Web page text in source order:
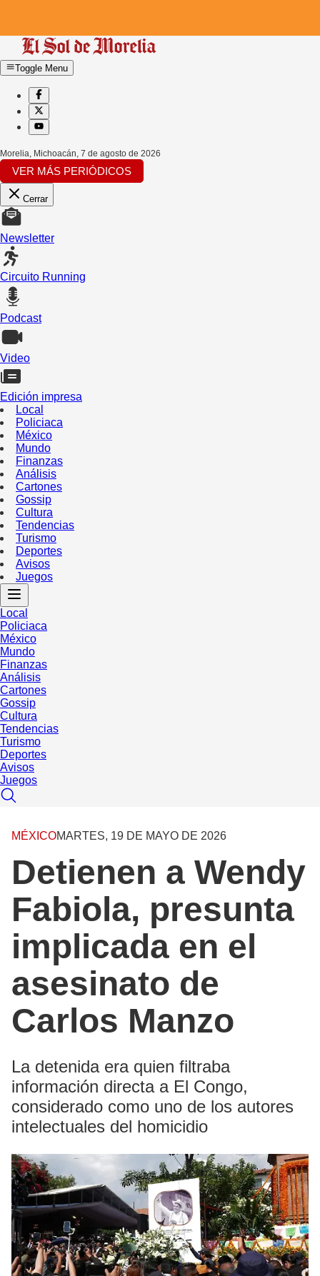
Toggle Menu
Morelia, Michoacán, 7 de agosto de 2026
VER MÁS PERIÓDICOS
Cerrar
Newsletter
Circuito Running
Podcast
Video
Edición impresa
Local
Policiaca
México
Mundo
Finanzas
Análisis
Cartones
Gossip
Cultura
Tendencias
Turismo
Deportes
Avisos
Juegos
Local
Policiaca
México
Mundo
Finanzas
Análisis
Cartones
Gossip
Cultura
Tendencias
Turismo
Deportes
Avisos
Juegos
MÉXICOMARTES, 19 DE MAYO DE 2026
Detienen a Wendy
Fabiola, presunta
implicada en el
asesinato de
Carlos Manzo
La detenida era quien filtraba
información directa a El Congo,
considerado como uno de los autores
intelectuales del homicidio